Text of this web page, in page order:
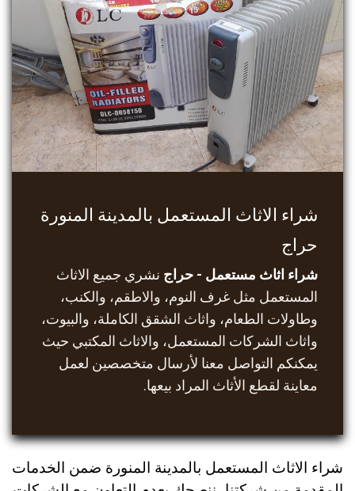
شراء الاثاث المستعمل بالمدينة المنورة
حراج
شراء اثاث مستعمل - حراج نشري جميع الاثاث
المستعمل مثل غرف النوم، والاطقم، والكنب،
وطاولات الطعام، واثاث الشقق الكاملة، والبيوت،
واثاث الشركات المستعمل، والاثاث المكتبي حيث
يمكنكم التواصل معنا لأرسال متخصصين لعمل
معاينة لقطع الأثاث المراد بيعها.
شراء الاثاث المستعمل بالمدينة المنورة ضمن الخدمات